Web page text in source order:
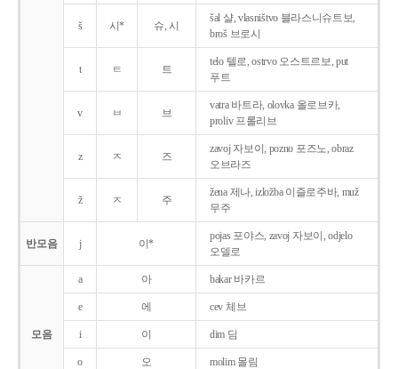
š 시* 슈, 시
šal 샬, vlasništvo 블라스니슈트보,
broš 브로시
t ㅌ 트
telo 텔로, ostrvo 오스트르보, put
푸트
v ㅂ 브
vatra 바트라, olovka 올로브카,
proliv 프롤리브
z ㅈ 즈
zavoj 자보이, pozno 포즈노, obraz
오브라즈
ž ㅈ 주
žena 제나, izložba 이즐로주바, muž
무주
반모음 j 이*
pojas 포야스, zavoj 자보이, odjelo
오델로
모음
a 아 bakar 바카르
e 에 cev 체브
i 이 dim 딤
o 오 molim 몰림